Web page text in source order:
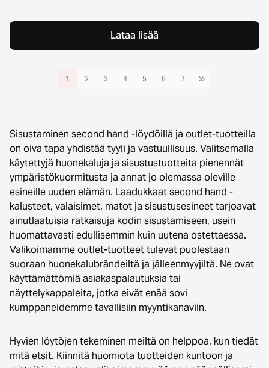
Lataa lisää
1 2 3 4 5 6 7
Sisustaminen second hand -löydöillä ja outlet-tuotteilla
on oiva tapa yhdistää tyyli ja vastuullisuus. Valitsemalla
käytettyjä huonekaluja ja sisustustuotteita pienennät
ympäristökuormitusta ja annat jo olemassa oleville
esineille uuden elämän. Laadukkaat second hand -
kalusteet, valaisimet, matot ja sisustusesineet tarjoavat
ainutlaatuisia ratkaisuja kodin sisustamiseen, usein
huomattavasti edullisemmin kuin uutena ostettaessa.
Valikoimamme outlet-tuotteet tulevat puolestaan
suoraan huonekalubrändeiltä ja jälleenmyyjiltä. Ne ovat
käyttämättömiä asiakaspalautuksia tai
näyttelykappaleita, jotka eivät enää sovi
kumppaneidemme tavallisiin myyntikanaviin.
Hyvien löytöjen tekeminen meiltä on helppoa, kun tiedät
mitä etsit. Kiinnitä huomiota tuotteiden kuntoon ja